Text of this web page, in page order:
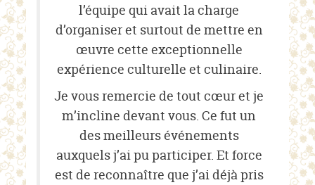
l’équipe qui avait la charge
d’organiser et surtout de mettre en
œuvre cette exceptionnelle
expérience culturelle et culinaire.
Je vous remercie de tout cœur et je
m’incline devant vous. Ce fut un
des meilleurs événements
auxquels j’ai pu participer. Et force
est de reconnaître que j’ai déjà pris